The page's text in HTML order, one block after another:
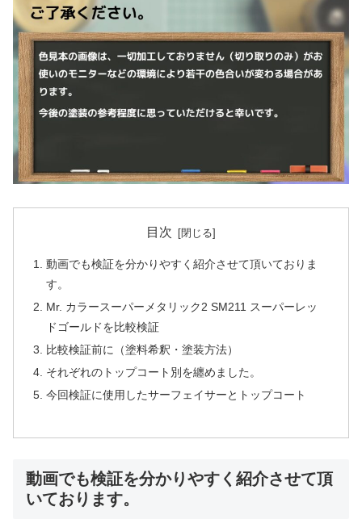
目次
動画でも検証を分かりやすく紹介させて頂いておりま
す。
Mr. カラースーパーメタリック2 SM211 スーパーレッ
ドゴールドを比較検証
比較検証前に（塗料希釈・塗装方法）
それぞれのトップコート別を纏めました。
今回検証に使用したサーフェイサーとトップコート
動画でも検証を分かりやすく紹介させて頂
いております。